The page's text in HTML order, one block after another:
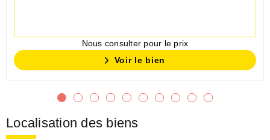
Nous consulter pour le prix
Voir le bien
Localisation des biens